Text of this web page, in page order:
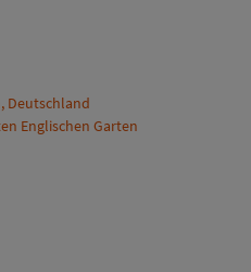
Deutschland
Englischen Garten